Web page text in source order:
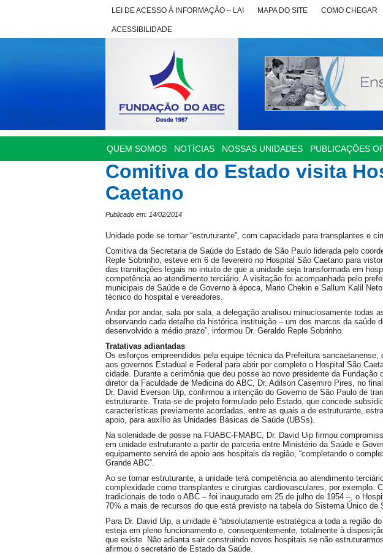
LEI DE ACESSO À INFORMAÇÃO – LAI MAPA DO SITE COMO CHEGAR
ACESSIBILIDADE
QUEM SOMOS NOTÍCIAS NOSSAS UNIDADES PUBLICAÇÕES
Comitiva do Estado visita
Caetano
Publicado em: 14/02/2014
Unidade pode se tornar “estruturante”, com capacidade para transplantes e
Comitiva da Secretaria de Saúde do Estado de São Paulo liderada pelo
Reple Sobrinho, esteve em 6 de fevereiro no Hospital São Caetano para
das tramitações legais no intuito de que a unidade seja transformada em
competência ao atendimento terciário. A visitação foi acompanhada pelo
municipais de Saúde e de Governo à época, Mario Chekin e Sallum Kalil
técnico do hospital e vereadores.
Andar por andar, sala por sala, a delegação analisou minuciosamente todas
observando cada detalhe da histórica instituição – um dos marcos da saúde
desenvolvido a médio prazo”, informou Dr. Geraldo Reple Sobrinho.
Tratativas adiantadas
Os esforços empreendidos pela equipe técnica da Prefeitura
aos governos Estadual e Federal para abrir por completo o Hospital São
cidade. Durante a cerimônia que deu posse ao novo presidente da
diretor da Faculdade de Medicina do ABC, Dr. Adilson Casemiro Pires, no
Dr. David Everson Uip, confirmou a intenção do Governo de São Paulo de
estruturante. Trata-se de projeto formulado pelo Estado, que concede
características previamente acordadas, entre as quais a de estruturante,
apoio, para auxílio às Unidades Básicas de Saúde (UBSs).
Na solenidade de posse na FUABC-FMABC, Dr. David Uip firmou
em unidade estruturante a partir de parceria entre Ministério da Saúde e
equipamento servirá de apoio aos hospitais da região, “completando o
Grande ABC”.
Ao se tornar estruturante, a unidade terá competência ao atendimento
complexidade como transplantes e cirurgias cardiovasculares, por exemplo.
tradicionais de todo o ABC – foi inaugurado em 25 de julho de 1954 –, o
70% a mais de recursos do que está previsto na tabela do Sistema Único de
Para Dr. David Uip, a unidade é “absolutamente estratégica a toda a região
esteja em pleno funcionamento e, consequentemente, totalmente à
que existe. Não adianta sair construindo novos hospitais se não
afirmou o secretário de Estado da Saúde.